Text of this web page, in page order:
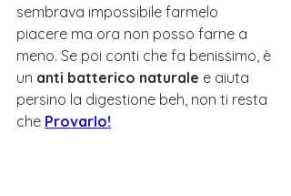
sembrava impossibile farmelo
piacere ma ora non posso farne a
meno. Se poi conti che fa benissimo, è
un anti batterico naturale e aiuta
persino la digestione beh, non ti resta
che Provarlo!